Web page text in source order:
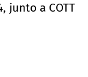
junto a COTT